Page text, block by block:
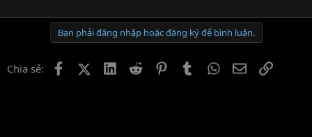
Bạn phải đăng nhập hoặc đăng ký để bình luận.
Chia sẻ: FacebookX (Twitter)
LinkedIn
Reddit PinterestTumblrWhatsApp
EmailLink